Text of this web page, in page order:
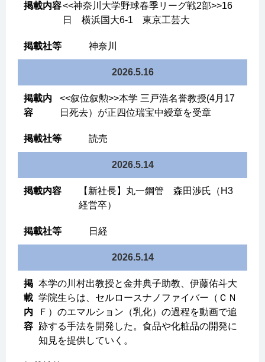
<<神奈川大学野球春季リーグ戦2部>>16
日 横浜国大6-1 東京工芸大
神奈川
2026.5.16
<<叙位叙勲>>本学 三戸浩名誉教授(4月17
日死去）が正四位瑞宝中綬章を受章
読売
2026.5.14
【新社長】丸一鋼管 森田渉氏（H3
経営卒）
日経
2026.5.14
本学の川村出教授と金井典子助教、伊藤佑斗大
学院生らは、セルロースナノファイバー（ＣＮ
Ｆ）のエマルション（乳化）の過程を動画で追
跡する手法を開発した。食品や化粧品の開発に
知見を提供していく。